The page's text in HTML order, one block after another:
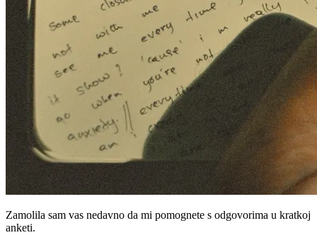
Zamolila sam vas nedavno da mi pomognete s odgovorima u kratkoj
anketi.